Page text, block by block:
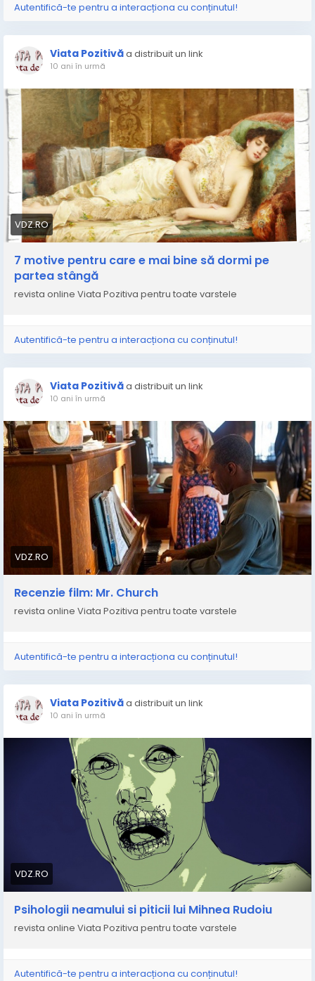
Autentifică-te pentru a interacționa cu conținutul!
Viata Pozitivăa distribuit un link
10 ani în urmă
VDZ.RO
7 motive pentru care e mai bine să dormi pe
partea stângă
revista online Viata Pozitiva pentru toate varstele
Autentifică-te pentru a interacționa cu conținutul!
Viata Pozitivăa distribuit un link
10 ani în urmă
VDZ.RO
Recenzie film: Mr. Church
revista online Viata Pozitiva pentru toate varstele
Autentifică-te pentru a interacționa cu conținutul!
Viata Pozitivăa distribuit un link
10 ani în urmă
VDZ.RO
Psihologii neamului si piticii lui Mihnea Rudoiu
revista online Viata Pozitiva pentru toate varstele
Autentifică-te pentru a interacționa cu conținutul!